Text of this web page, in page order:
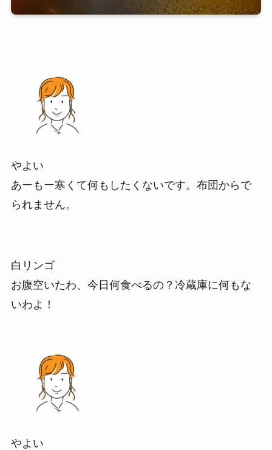
やよい
あーもー寒くて何もしたくないです。布団からで
られません。
白リンゴ
お腹空いたわ、今日何食べるの？冷蔵庫に何もな
いわよ！
やよい